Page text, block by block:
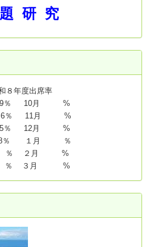
研 究
８年度出席率
％ 10月 %
％ 11月 %
％ 12月 %
％ １月 ％
％ ２月 %
％ ３月 %